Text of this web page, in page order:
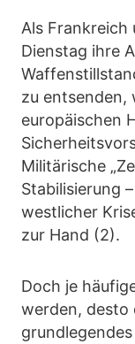
Als Frankreich
Dienstag ihre
zu entsenden,
europäischen
Militärische
Stabilisierung
westlicher
zur Hand (2).
Doch je
werden,